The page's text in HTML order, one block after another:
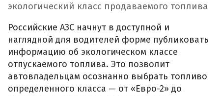
экологический класс продаваемого топлива
Российские АЗС начнут в доступной и
наглядной для водителей форме публиковать
информацию об экологическом классе
отпускаемого топлива. Это позволит
автовладельцам осознанно выбрать топливо
определенного класса — от «Евро-2» до